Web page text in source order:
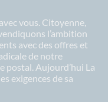
vous. Citoyenne,
l’ambition
avec des offres et
de notre
postal. Aujourd’hui La
exigences de sa